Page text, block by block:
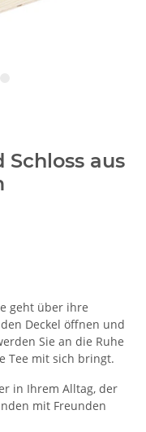
aus
geht über ihre
Deckel öffnen und
Sie an die Ruhe
Tee mit sich bringt.
in Ihrem Alltag, der
mit Freunden